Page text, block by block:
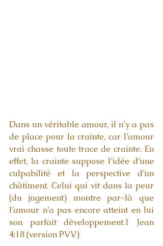
Dans un véritable amour, il n’y a pas
de place pour la crainte, car l’amour
vrai chasse toute trace de crainte. En
effet, la crainte suppose l’idée d’une
culpabilité et la perspective d’un
châtiment. Celui qui vit dans la peur
(du jugement) montre par-là que
l’amour n’a pas encore atteint en lui
son parfait développement.1 Jean
4:18 (version PVV)